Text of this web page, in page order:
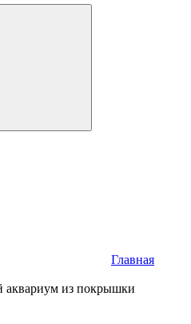
Главная
аквариум из покрышки